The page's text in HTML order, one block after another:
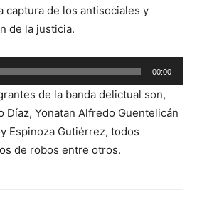
captura de los antisociales y
de la justicia.
00:00
de la banda delictual son,
Díaz, Yonatan Alfredo Guentelicán
Espinoza Gutiérrez, todos
de robos entre otros.